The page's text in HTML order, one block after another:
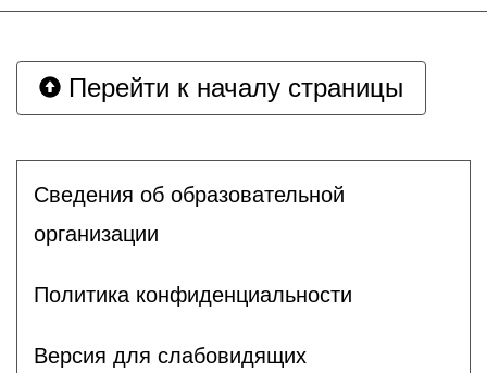
Перейти к началу страницы
Сведения об образовательной
организации
Политика конфиденциальности
Версия для слабовидящих